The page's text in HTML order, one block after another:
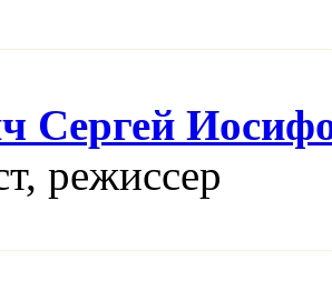
Сергей
режисcер